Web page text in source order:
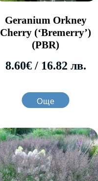
Geranium Orkney
Cherry (‘Bremerry’)
(PBR)
8.60€/ 16.82 лв.
Още